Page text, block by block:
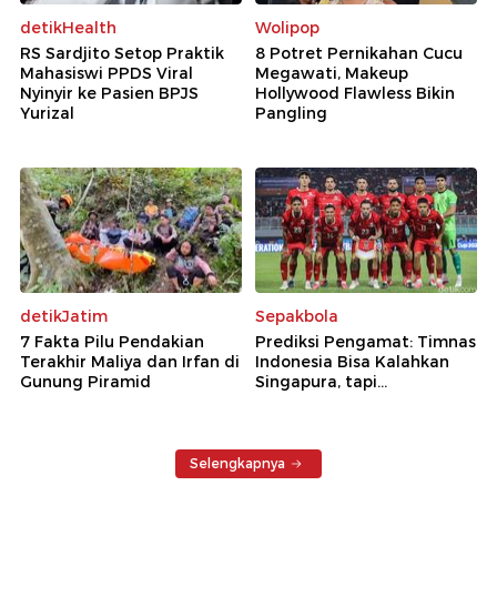
detikHealth
RS Sardjito Setop Praktik
Mahasiswi PPDS Viral
Nyinyir ke Pasien BPJS
Yurizal
Wolipop
8 Potret Pernikahan Cucu
Megawati, Makeup
Hollywood Flawless Bikin
Pangling
detikJatim
7 Fakta Pilu Pendakian
Terakhir Maliya dan Irfan di
Gunung Piramid
Sepakbola
Prediksi Pengamat: Timnas
Indonesia Bisa Kalahkan
Singapura, tapi...
Selengkapnya